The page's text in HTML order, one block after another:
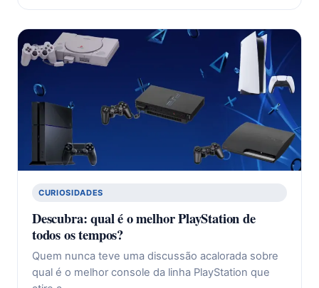
CURIOSIDADES
Descubra: qual é o melhor PlayStation de
todos os tempos?
Quem nunca teve uma discussão acalorada sobre
qual é o melhor console da linha PlayStation que